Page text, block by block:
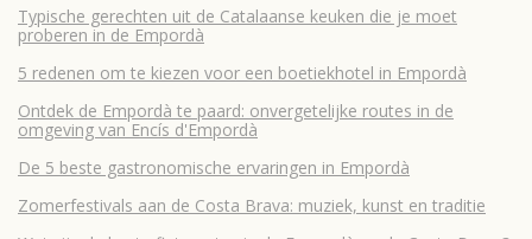
Typische gerechten uit de Catalaanse keuken die je moet
proberen in de Empordà
5 redenen om te kiezen voor een boetiekhotel in Empordà
Ontdek de Empordà te paard: onvergetelijke routes in de
omgeving van Encís d'Empordà
De 5 beste gastronomische ervaringen in Empordà
Zomerfestivals aan de Costa Brava: muziek, kunst en traditie